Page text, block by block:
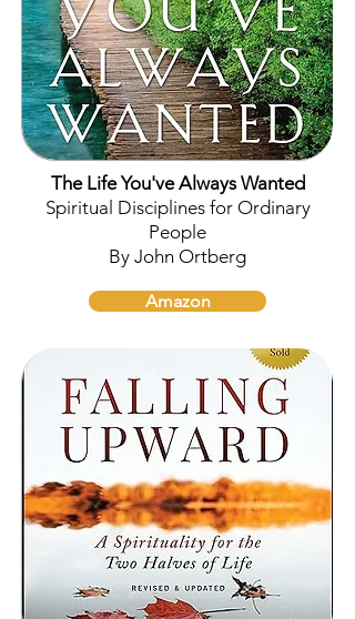
The Life You've Always Wanted
Spiritual Disciplines for Ordinary
People
By John Ortberg
Amazon